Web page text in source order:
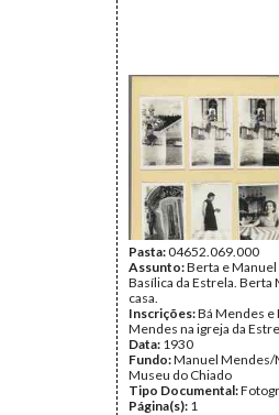
Pasta:04652.069.000
Assunto:Berta e
Basílica da Estrela. Berta
casa.
Inscrições:Bá Mendes e
Mendes na igreja da
Data: 1930
Fundo:Manuel Mendes/
Museu do Chiado
Tipo Documental:
Página(s): 1